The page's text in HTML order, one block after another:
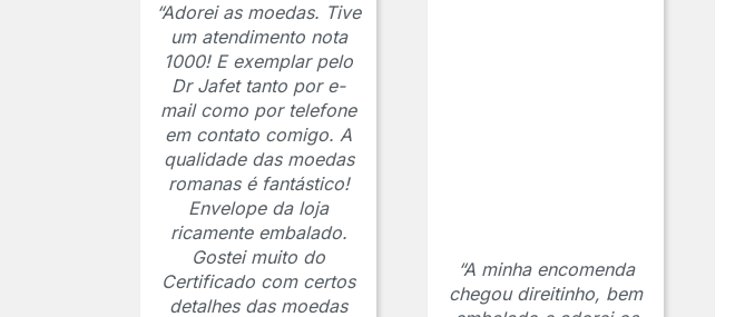
“Adorei as moedas. Tive
um atendimento nota
1000! E exemplar pelo
Dr Jafet tanto por e-
mail como por telefone
em contato comigo. A
qualidade das moedas
romanas é fantástico!
Envelope da loja
ricamente embalado.
Gostei muito do
Certificado com certos
detalhes das moedas
“A minha encomenda
chegou direitinho, bem